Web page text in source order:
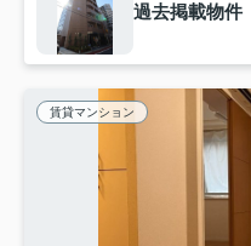
過去掲載物件
賃貸マンション